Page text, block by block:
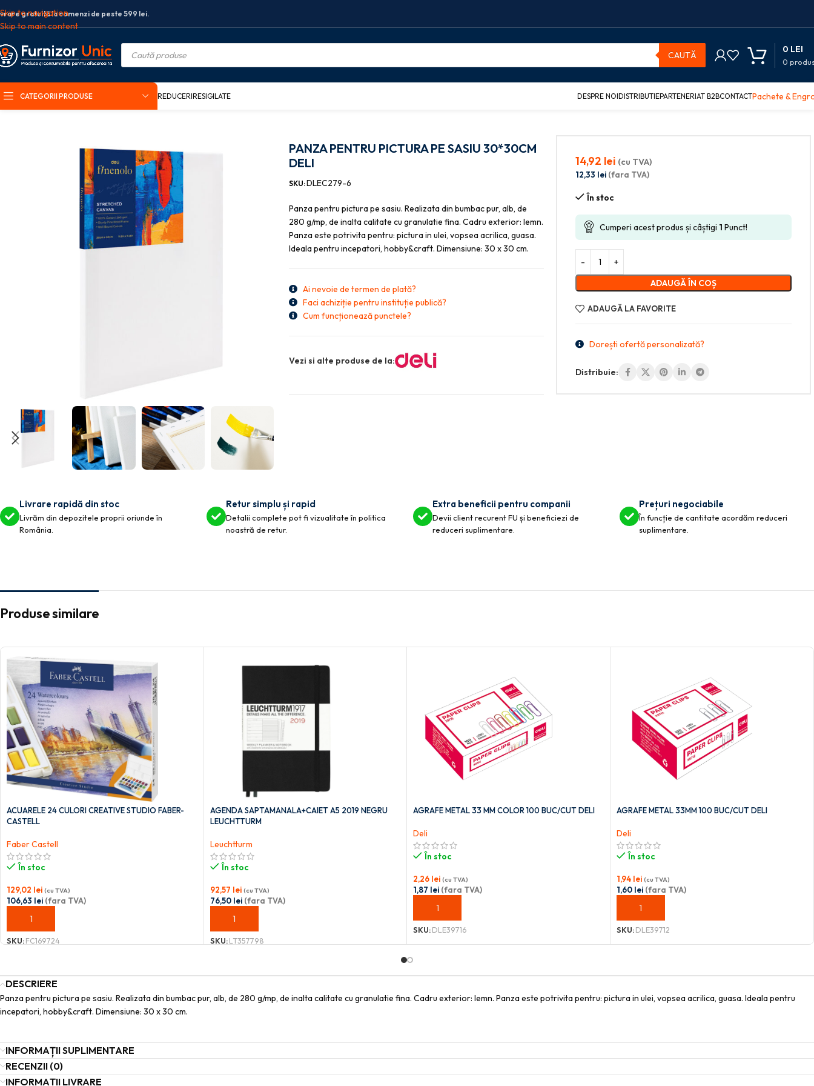
Skip to navigation
Skip to main content
gratuită la comenzi de peste 599 lei.
CAUTĂ
0
0 LEI
CATEGORII PRODUSE REDUCERIRESIGILATE DESPRE NOIDISTRIBUTIEPARTENERIAT B2BCONTACTPachete &
PANZA PENTRU PICTURA PE SASIU 30*30CM
DELI
SKU:DLEC279-6
Panza pentru pictura pe sasiu. Realizata din bumbac pur, alb, de
280 g/mp, de inalta calitate cu granulatie fina. Cadru exterior: lemn.
Panza este potrivita pentru: pictura in ulei, vopsea acrilica, guasa.
Ideala pentru incepatori, hobby&craft. Dimensiune: 30 x 30 cm.
Ai nevoie de termen de plată?
Faci achiziție pentru instituție publică?
Cum funcționează punctele?
Vezi si alte produse de la:
14,92 lei (cu TVA)
12,33 lei (fara TVA)
În stoc
Cumperi acest produs și câștigi 1 Punct!
ADAUGĂ ÎN COȘ
ADAUGĂ LA FAVORITE
Dorești ofertă personalizată?
Distribuie:
Livrare rapidă din stoc
Livrăm din depozitele proprii oriunde în
România.
Retur simplu și rapid
Detalii complete pot fi vizualitate în politica
noastră de retur.
Extra beneficii pentru companii
Devii client recurent FU și beneficiezi de
reduceri suplimentare.
Prețuri negociabile
În funcție de cantitate acordăm reduceri
suplimentare.
Produse similare
ACUARELE 24 CULORI CREATIVE STUDIO FABER-
CASTELL
Faber Castell
În stoc
129,02 lei (cu TVA)
106,63 lei (fara TVA)
ADAUGĂ ÎN COȘ
SKU:FC169724
AGENDA SAPTAMANALA+CAIET A5 2019 NEGRU
LEUCHTTURM
Leuchtturm
În stoc
92,57 lei (cu TVA)
76,50 lei(fara TVA)
ADAUGĂ ÎN COȘ
SKU:LT357798
AGRAFE METAL 33 MM COLOR 100 BUC/CUT DELI
Deli
În stoc
2,26 lei (cu TVA)
1,87 lei (fara TVA)
ADAUGĂ ÎN COȘ
SKU:DLE39716
AGRAFE METAL 33MM 100 BUC/CUT DELI
Deli
În stoc
1,94 lei (cu TVA)
1,60 lei(fara TVA)
ADAUGĂ ÎN COȘ
SKU:DLE39712
DESCRIERE
Panza pentru pictura pe sasiu. Realizata din bumbac pur, alb, de 280 g/mp, de inalta calitate cu granulatie fina. Cadru exterior: lemn. Panza este potrivita pentru: pictura in ulei, vopsea acrilica, guasa. Ideala pentru
incepatori, hobby&craft. Dimensiune: 30 x 30 cm.
INFORMAȚII SUPLIMENTARE
RECENZII (0)
INFORMAȚII LIVRARE